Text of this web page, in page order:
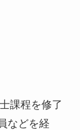
課程を修了
などを経